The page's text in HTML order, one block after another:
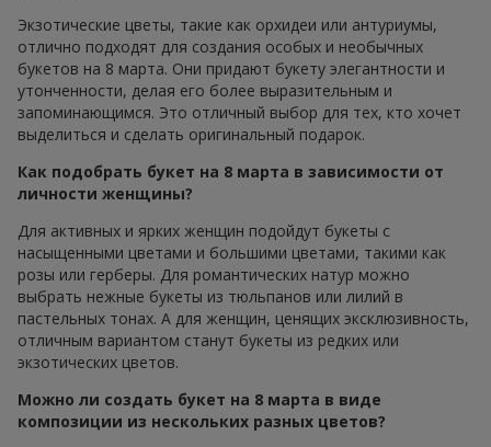
Экзотические цветы, такие как орхидеи или антуриумы,
отлично подходят для создания особых и необычных
букетов на 8 марта. Они придают букету элегантности и
утонченности, делая его более выразительным и
запоминающимся. Это отличный выбор для тех, кто хочет
выделиться и сделать оригинальный подарок.
Как подобрать букет на 8 марта в зависимости от
личности женщины?
Для активных и ярких женщин подойдут букеты с
насыщенными цветами и большими цветами, такими как
розы или герберы. Для романтических натур можно
выбрать нежные букеты из тюльпанов или лилий в
пастельных тонах. А для женщин, ценящих эксклюзивность,
отличным вариантом станут букеты из редких или
экзотических цветов.
Можно ли создать букет на 8 марта в виде
композиции из нескольких разных цветов?